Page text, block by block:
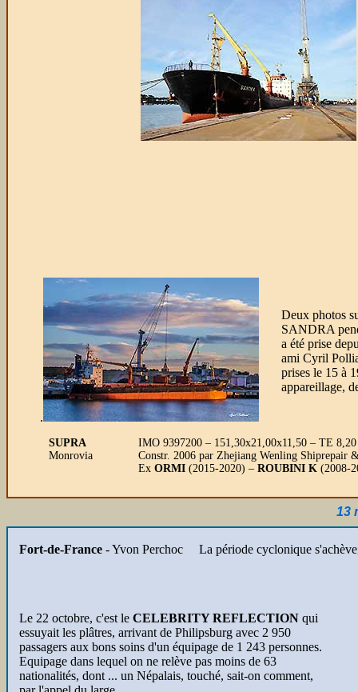
.
Deux photos
SANDRA
a été prise
ami Cyril
prises le 15 à
appareillage,
SUPRA
Monrovia
IMO 9397200 – 151,30x21,00x11,50 – TE
Constr. 2006 par Zhejiang Wenling Shiprepair
Ex ORMI (2015-2020) – ROUBINI K (2008-
13
Fort-de-France - Yvon Perchoc La période cyclonique
Le 22 octobre, c'est le CELEBRITY REFLECTION qui
essuyait les plâtres, arrivant de Philipsburg avec 2 950
passagers aux bons soins d'un équipage de 1 243 personnes.
Equipage dans lequel on ne relève pas moins de 63
nationalités, dont ... un Népalais, touché, sait-on comment,